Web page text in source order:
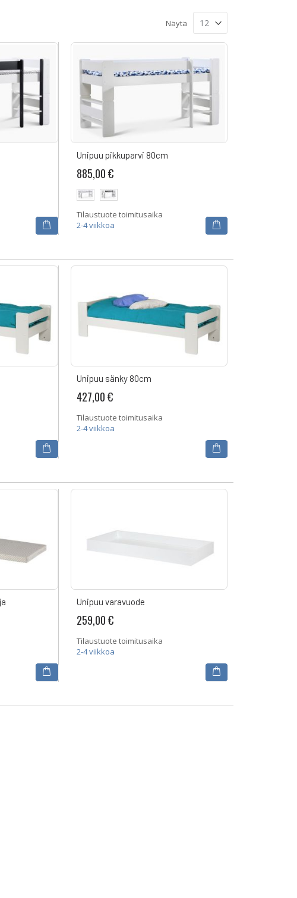
Näytä
Unipuu pikkuparvi 80cm
885,00 €
Tilaustuote toimitusaika
2-4 viikkoa
Unipuu sänky 80cm
427,00 €
Tilaustuote toimitusaika
2-4 viikkoa
Unipuu varavuode
259,00 €
Tilaustuote toimitusaika
2-4 viikkoa